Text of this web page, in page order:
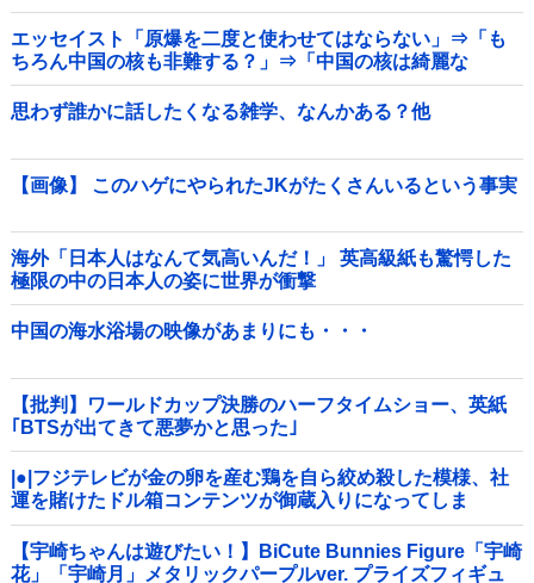
エッセイスト「原爆を二度と使わせてはならない」⇒「も
ちろん中国の核も非難する？」⇒「中国の核は綺麗な
核！」
思わず誰かに話したくなる雑学、なんかある？他
【画像】 このハゲにやられたJKがたくさんいるという事実
海外「日本人はなんて気高いんだ！」 英高級紙も驚愕した
極限の中の日本人の姿に世界が衝撃
中国の海水浴場の映像があまりにも・・・
【批判】ワールドカップ決勝のハーフタイムショー、英紙
｢BTSが出てきて悪夢かと思った｣
|●|フジテレビが金の卵を産む鶏を自ら絞め殺した模様、社
運を賭けたドル箱コンテンツが御蔵入りになってしま
い……
【宇崎ちゃんは遊びたい！】BiCute Bunnies Figure「宇崎
花」「宇崎月」メタリックパープルver. プライズフィギュ